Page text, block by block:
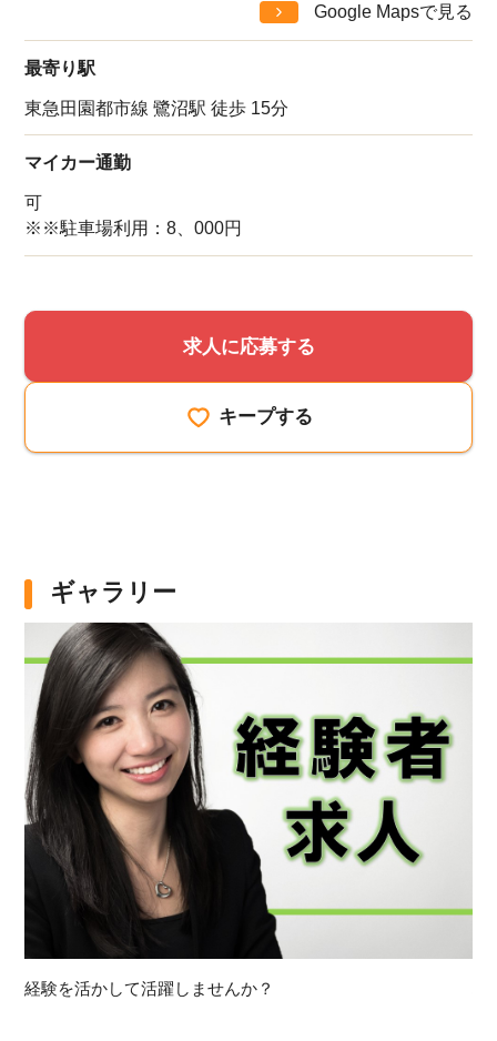
Google Mapsで見る
最寄り駅
東急田園都市線 鷺沼駅 徒歩 15分
マイカー通勤
可
※※駐車場利用：8、000円
求人に応募する
キープする
ギャラリー
経験を活かして活躍しませんか？